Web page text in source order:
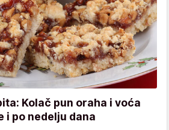
Kolač pun oraha i voća
i po nedelju dana